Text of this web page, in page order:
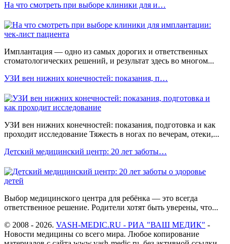
На что смотреть при выборе клиники для и…
Имплантация — одно из самых дорогих и ответственных
стоматологических решений, и результат здесь во многом...
УЗИ вен нижних конечностей: показания, п…
УЗИ вен нижних конечностей: показания, подготовка и как
проходит исследование Тяжесть в ногах по вечерам, отеки,...
Детский медицинский центр: 20 лет заботы…
Выбор медицинского центра для ребёнка — это всегда
ответственное решение. Родители хотят быть уверены, что...
© 2008 - 2026. VASH-MEDIC.RU - РИА "ВАШ МЕДИК" -
Новости медицины со всего мира. Любое копирование